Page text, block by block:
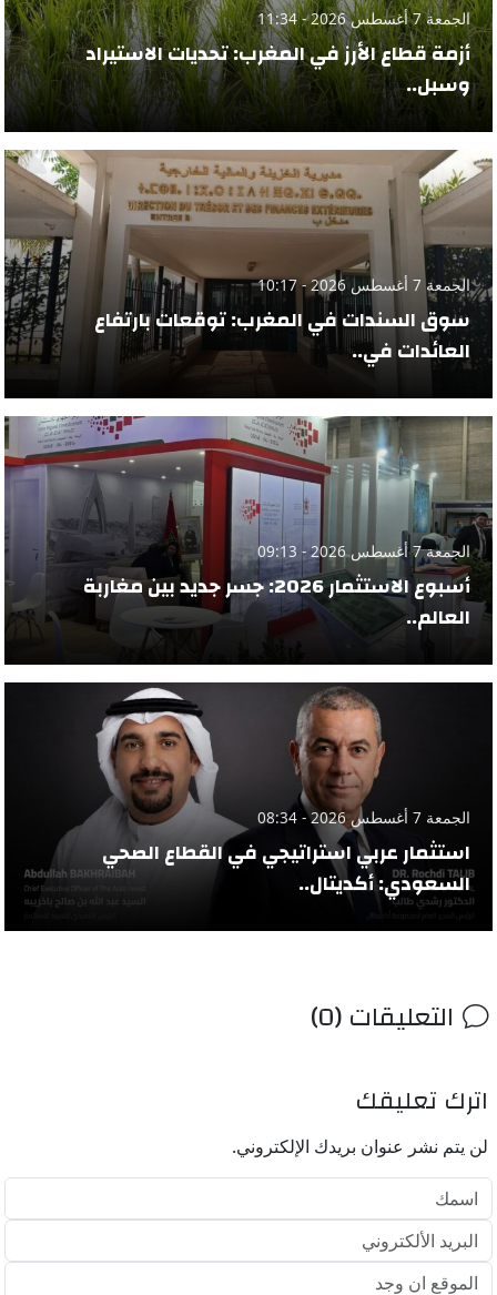
الجمعة 7 أغسطس 2026 - 11:34
أزمة قطاع الأرز في المغرب: تحديات الاستيراد
وسبل..
الجمعة 7 أغسطس 2026 - 10:17
سوق السندات في المغرب: توقعات بارتفاع
العائدات في..
الجمعة 7 أغسطس 2026 - 09:13
أسبوع الاستثمار 2026: جسر جديد بين مغاربة
العالم..
الجمعة 7 أغسطس 2026 - 08:34
استثمار عربي استراتيجي في القطاع الصحي
السعودي: أكديتال..
التعليقات (0)
اترك تعليقك
لن يتم نشر عنوان بريدك الإلكتروني.